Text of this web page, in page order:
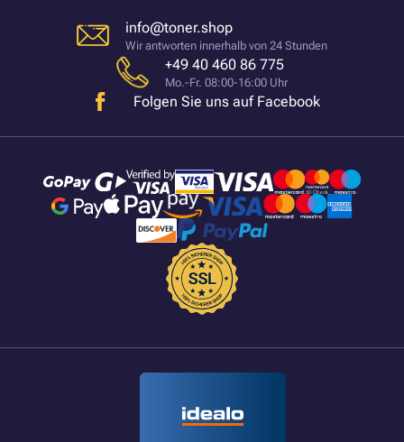
info@toner.shop
Wir antworten innerhalb von 24 Stunden
+49 40 460 86 775
Mo.-Fr. 08:00-16:00 Uhr
Folgen Sie uns auf Facebook